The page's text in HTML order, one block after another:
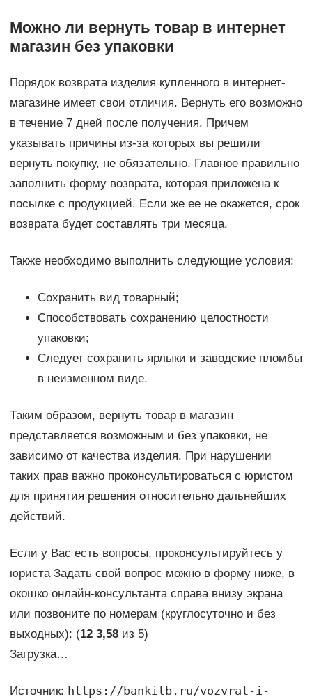
Можно ли вернуть товар в интернет
магазин без упаковки
Порядок возврата изделия купленного в интернет-
магазине имеет свои отличия. Вернуть его возможно
в течение 7 дней после получения. Причем
указывать причины из-за которых вы решили
вернуть покупку, не обязательно. Главное правильно
заполнить форму возврата, которая приложена к
посылке с продукцией. Если же ее не окажется, срок
возврата будет составлять три месяца.
Также необходимо выполнить следующие условия:
Сохранить вид товарный;
Способствовать сохранению целостности
упаковки;
Следует сохранить ярлыки и заводские пломбы
в неизменном виде.
Таким образом, вернуть товар в магазин
представляется возможным и без упаковки, не
зависимо от качества изделия. При нарушении
таких прав важно проконсультироваться с юристом
для принятия решения относительно дальнейших
действий.
Если у Вас есть вопросы, проконсультируйтесь у
юриста Задать свой вопрос можно в форму ниже, в
окошко онлайн-консультанта справа внизу экрана
или позвоните по номерам (круглосуточно и без
выходных): (12 3,58из 5)
Загрузка…
Источник: https://bankitb.ru/vozvrat-i-